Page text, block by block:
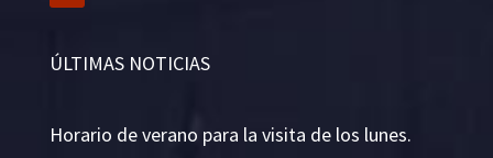
ÚLTIMAS NOTICIAS
Horario de verano para la visita de los lunes.